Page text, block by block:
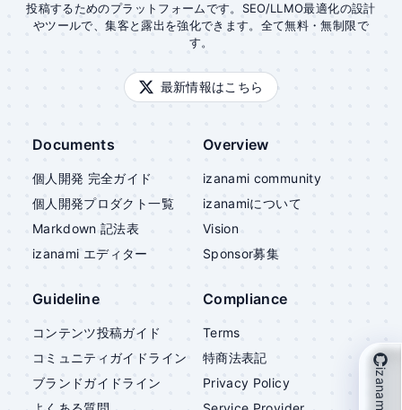
投稿するためのプラットフォームです。SEO/LLMO最適化の設計
やツールで、集客と露出を強化できます。全て無料・無制限で
す。
最新情報はこちら
Documents
個人開発 完全ガイド
個人開発プロダクト一覧
Markdown 記法表
izanami エディター
Overview
izanami community
izanamiについて
Vision
Sponsor募集
Guideline
コンテンツ投稿ガイド
コミュニティガイドライン
ブランドガイドライン
Compliance
Terms
特商法表記
Privacy Policy